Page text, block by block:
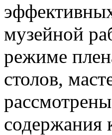
музейной
режиме
столов,
содержания